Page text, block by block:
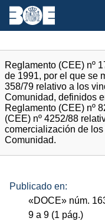
Reglamento (CEE) nº
de 1991, por el que se
358/79 relativo a los
Comunidad, definidos
Reglamento (CEE) nº
(CEE) nº 4252/88
comercialización de
Comunidad.
Publicado en:
«DOCE» núm.
9 a 9 (1 pág.)